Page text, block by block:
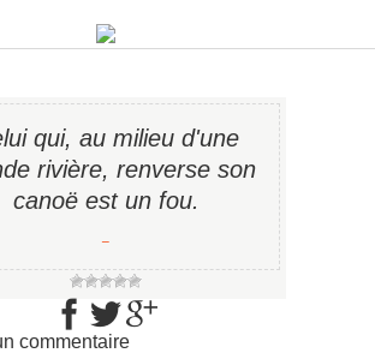
qui, au milieu d'une
rivière, renverse son
canoë est un fou.
−
commentaire